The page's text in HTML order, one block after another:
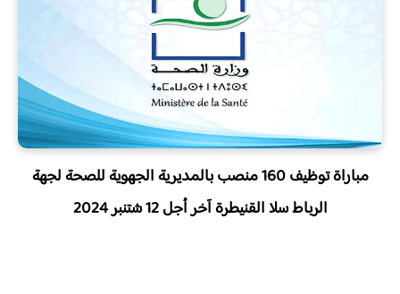
مباراة توظيف 160 منصب بالمديرية الجهوية للصحة لجهة
الرباط سلا القنيطرة آخر أجل 12 شتنبر 2024